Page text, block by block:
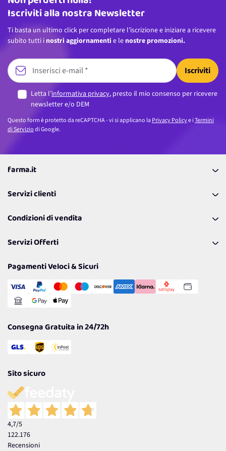
Iscriviti alla nostra Newsletter
Ti basta un ultimo click per completare l’iscrizione e iniziare a ricevere
subito tutti i nostri aggiornamenti e le nostre promozioni.
Iscriviti
Letta l’informativa privacy, presto il mio consenso per ricevere
newsletter e/o DEM
Questo form è protetto da reCAPTCHA - vi si applicano laPrivacy Policye iTermini
di Serviziodi Google.
farma.it
Coupon
Lavora con noi
Politiche per la parità di genere
Servizi clienti
Richiamami
Resi
Condizioni di vendita
Spedizioni
Cookie Policy
Gestisci Cookie
Servizi Offerti
Reso Facile e Veloce
Pagamenti Veloci & Sicuri
Consegna Gratuita in 24/72h
Sito sicuro
4,7/5
122.176
Recensioni